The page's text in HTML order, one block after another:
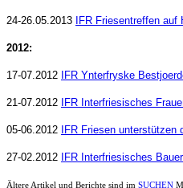
24-26.05.2013 IFR Friesentreffen auf
2012:
17-07.2012 IFR Ynterfryske
21-07.2012 IFR Interfriesisches
05-06.2012 IFR Friesen unterstützen
27-02.2012 IFR Interfriesisches
Ältere Artikel und Berichte sind im SUCHEN